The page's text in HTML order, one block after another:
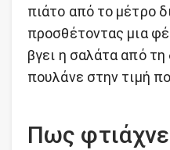
πιάτο από το μέτρο
προσθέτοντας μια
βγει η σαλάτα από τη
πουλάνε στην τιμή
Πως